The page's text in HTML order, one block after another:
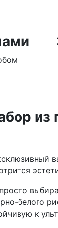
из
белого
к